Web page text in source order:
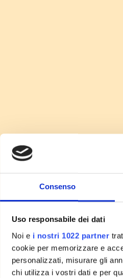
Consenso
Uso responsabile dei dati
Noi e i nostri 1022 partner
cookie per memorizzare e
personalizzati, misurare gli
chi utilizza i vostri dati e per